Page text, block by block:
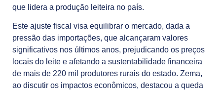
que lidera a produção leiteira no país.
Este ajuste fiscal visa equilibrar o mercado, dada a
pressão das importações, que alcançaram valores
significativos nos últimos anos, prejudicando os preços
locais do leite e afetando a sustentabilidade financeira
de mais de 220 mil produtores rurais do estado. Zema,
ao discutir os impactos econômicos, destacou a queda